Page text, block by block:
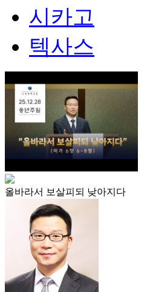
시카고
텍사스
올바라서 보살피되 낮아지다